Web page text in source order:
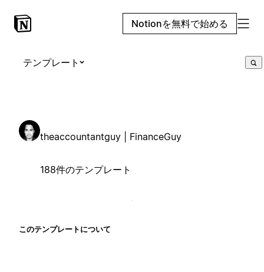
Notionを無料で始める
テンプレート
theaccountantguy | FinanceGuy
188件のテンプレート
このテンプレートについて